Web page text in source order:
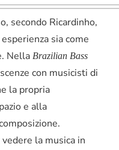
secondo Ricardinho,
sia come
Nella Brazilian Bass
con musicisti di
la propria
e alla
la musica in